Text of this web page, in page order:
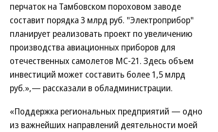
перчаток на Тамбовском пороховом заводе
составит порядка 3 млрд руб. "Электроприбор"
планирует реализовать проект по увеличению
производства авиационных приборов для
отечественных самолетов МС-21. Здесь объем
инвестиций может составить более 1,5 млрд
руб.»,— рассказали в обладминистрации.
«Поддержка региональных предприятий — одно
из важнейших направлений деятельности моей